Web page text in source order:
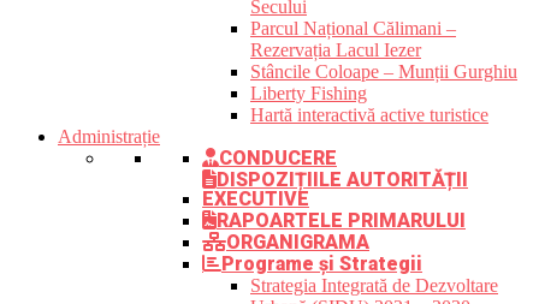
Secului
Parcul Național Călimani –
Rezervația Lacul Iezer
Stâncile Coloape – Munții Gurghiu
Liberty Fishing
Hartă interactivă active turistice
Administrație
CONDUCERE
DISPOZIȚIILE AUTORITĂȚII
EXECUTIVE
RAPOARTELE PRIMARULUI
ORGANIGRAMA
Programe și Strategii
Strategia Integrată de Dezvoltare